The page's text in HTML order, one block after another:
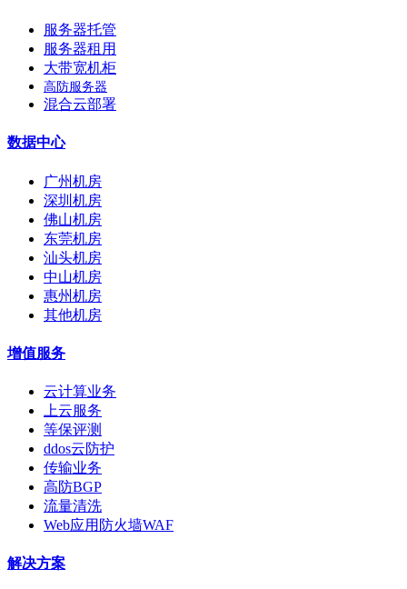
服务器托管
服务器租用
大带宽机柜
高防服务器
混合云部署
数据中心
广州机房
深圳机房
佛山机房
东莞机房
汕头机房
中山机房
惠州机房
其他机房
增值服务
云计算业务
上云服务
等保评测
ddos云防护
传输业务
高防BGP
流量清洗
Web应用防火墙WAF
解决方案